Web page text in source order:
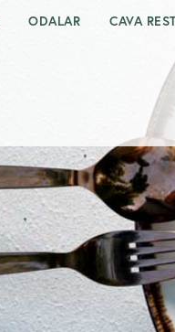
ODALAR CAVA